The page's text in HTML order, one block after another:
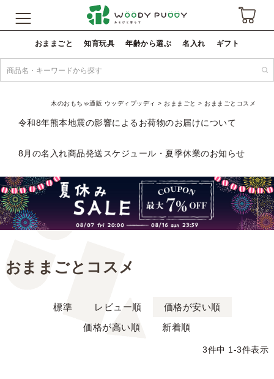
おままごと 知育玩具 年齢から選ぶ 名入れ ギフト
木のおもちゃ通販 ウッディプッディ おままごと おままごとコスメ
令和8年熊本地震の影響によるお荷物のお届けについて
8月の名入れ商品発送スケジュール・夏季休業のお知らせ
おままごとコスメ
標準 レビュー順
価格が安い順
価格が高い順
新着順
3件中 1 -3件表示